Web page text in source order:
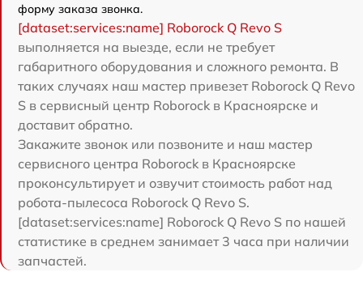
форму заказа звонка.
[dataset:services:name] Roborock Q Revo S
выполняется на выезде, если не требует
габаритного оборудования и сложного ремонта. В
таких случаях наш мастер привезет Roborock Q Revo
S в сервисный центр Roborock в Красноярске и
доставит обратно.
Закажите звонок или позвоните и наш мастер
сервисного центра Roborock в Красноярске
проконсультирует и озвучит стоимость работ над
робота-пылесоса Roborock Q Revo S.
[dataset:services:name] Roborock Q Revo S по нашей
статистике в среднем занимает 3 часа при наличии
запчастей.